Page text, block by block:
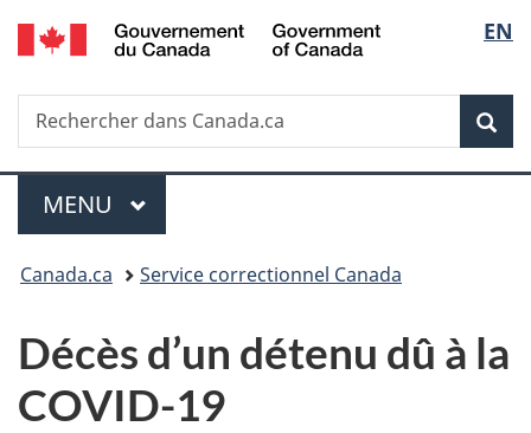
Passer
au
principal
Passer
à
Au
du
Passer
à
version
simplifiée
de
la
EN
Recherche
Rechercher
dans
Menu
MENU PRINCIPAL
Vous
ici :
Canada.ca Service correctionnel Canada
Décès d’un détenu dû à la
COVID-19